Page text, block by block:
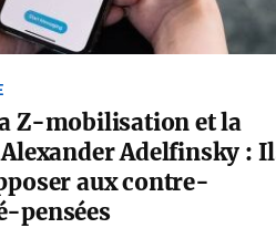
Z-mobilisation et la
Adelfinsky :
aux contre-
pensées